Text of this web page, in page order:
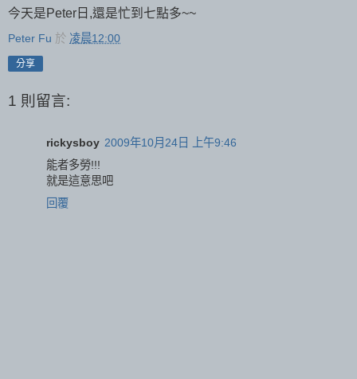
今天是Peter日,還是忙到七點多~~
Peter Fu 於 凌晨12:00
分享
1 則留言:
rickysboy 2009年10月24日 上午9:46
能者多勞!!!
就是這意思吧
回覆